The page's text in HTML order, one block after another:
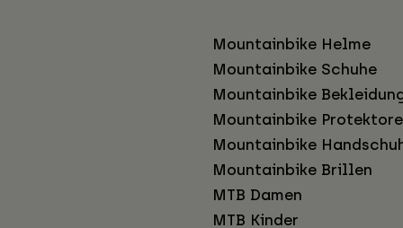
Mountainbike Helme
Mountainbike Schuhe
Mountainbike
Mountainbike
Mountainbike
Mountainbike Brillen
MTB Damen
MTB Kinder